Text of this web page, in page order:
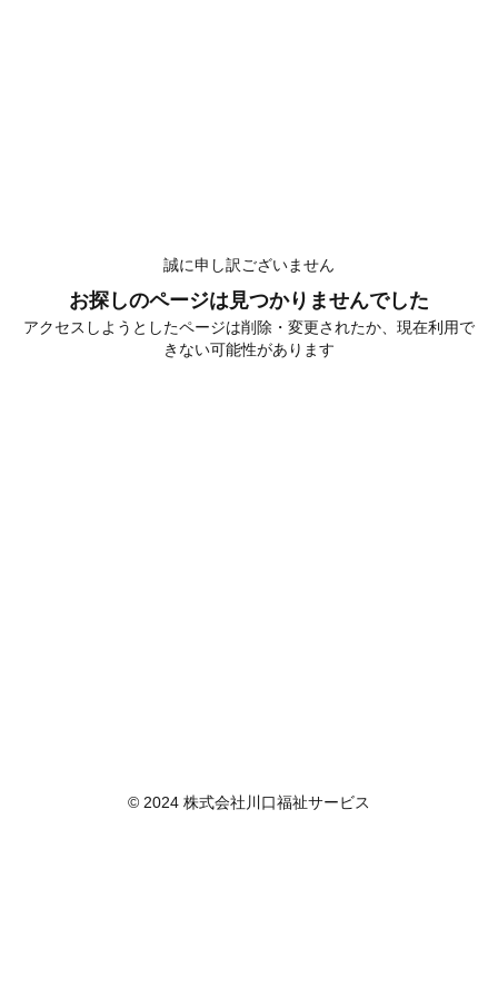
誠に申し訳ございません
お探しのページは見つかりませんでした
アクセスしようとしたページは削除・変更されたか、現在利用で
きない可能性があります
© 2024 株式会社川口福祉サービス